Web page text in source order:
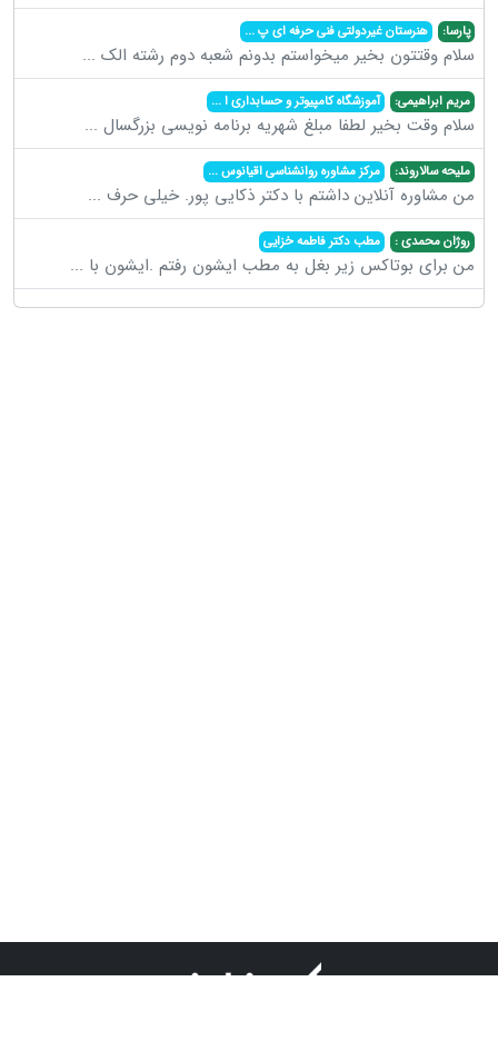
پارسا: هنرستان غیردولتی فنی حرفه ای پ...
سلام وقتتون بخیر میخواستم بدونم شعبه دوم رشته الک ...
مریم ابراهیمی: آموزشگاه کامپیوتر و حسابداری ا...
سلام وقت بخیر لطفا مبلغ شهریه برنامه نویسی بزرگسال ...
ملیحه سالاروند: مرکز مشاوره روانشناسی اقیانوس...
من مشاوره آنلاین داشتم با دکتر ذکایی پور. خیلی حرف ...
روژان محمدی : مطب دکتر فاطمه خزایی
من برای بوتاکس زیر بغل به مطب ایشون رفتم .ایشون با ...